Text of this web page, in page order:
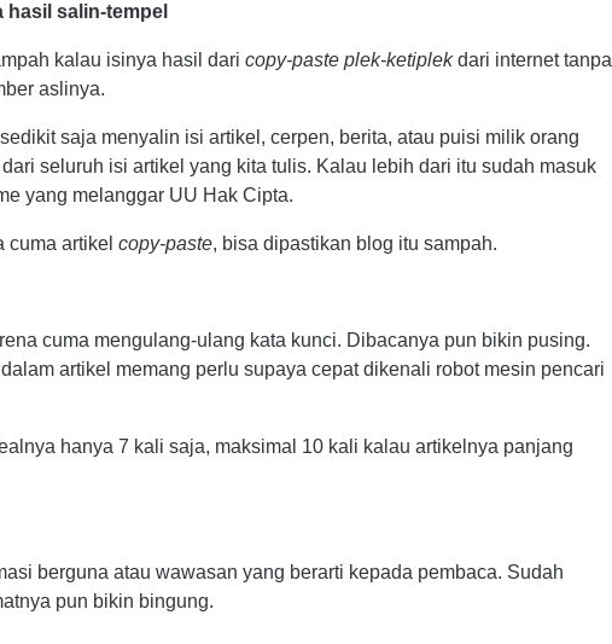
hasil salin-tempel
kalau isinya hasil dari copy-paste plek-ketiplekdari internet tanpa
aslinya.
saja menyalin isi artikel, cerpen, berita, atau puisi milik orang
seluruh isi artikel yang kita tulis. Kalau lebih dari itu sudah masuk
yang melanggar UU Hak Cipta.
cuma artikel copy-paste, bisa dipastikan blog itu sampah.
cuma mengulang-ulang kata kunci. Dibacanya pun bikin pusing.
artikel memang perlu supaya cepat dikenali robot mesin pencari
hanya 7 kali saja, maksimal 10 kali kalau artikelnya panjang
berguna atau wawasan yang berarti kepada pembaca. Sudah
pun bikin bingung.